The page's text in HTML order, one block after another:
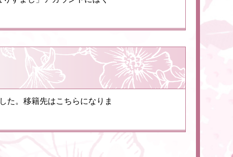
た。移籍先はこちらになりま